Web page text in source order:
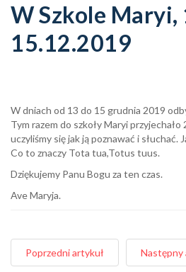
W Szkole Maryi,
15.12.2019
W dniach od 13 do 15 grudnia 2019
Tym razem do szkoły Maryi
uczyliśmy się jak ją poznawać i słuchać.
Co to znaczy Tota tua,Totus tuus.
Dziękujemy Panu Bogu za ten czas.
Ave Maryja.
Poprzedni artykuł Następny